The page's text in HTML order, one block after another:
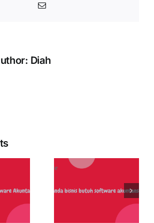
Email
Diah